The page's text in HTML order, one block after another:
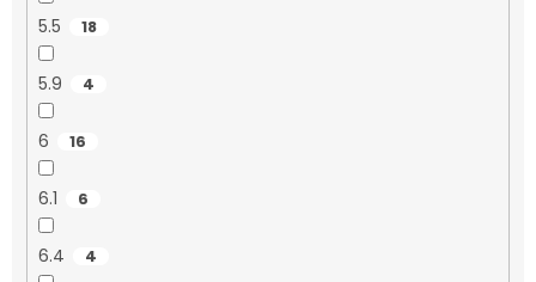
5.5 18
5.9 4
6 16
6.1 6
6.4 4